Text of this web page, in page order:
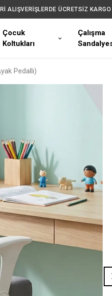
ALIŞVERİŞLERDE ÜCRETSİZ KARGO
Çocuk
Koltukları
Çalışma
Pedallı)